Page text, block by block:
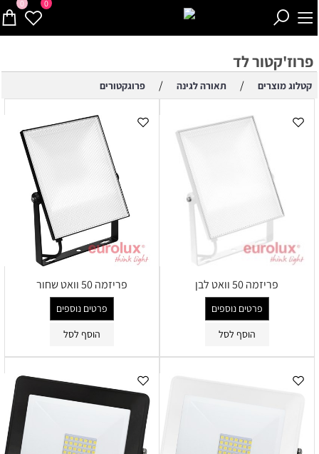
0 0
פרוז'קטור לד
קטלוג מוצרים / תאורה לגינה / פרוגקטורים
פריזמה 50 וואט לבן
פרטים נוספים
הוסף לסל
פריזמה 50 וואט שחור
פרטים נוספים
הוסף לסל